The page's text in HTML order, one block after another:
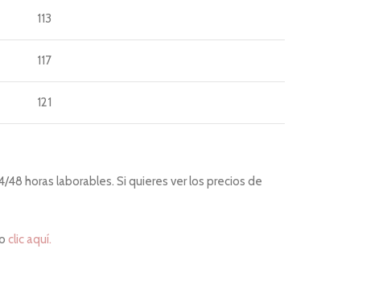
113
117
121
horas laborables. Si quieres ver los precios de
clic aquí.